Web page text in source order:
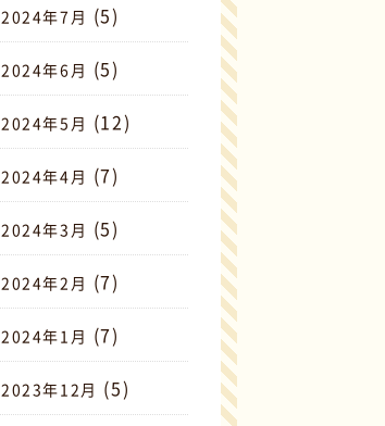
2024年7月 (5)
2024年6月 (5)
2024年5月 (12)
2024年4月 (7)
2024年3月 (5)
2024年2月 (7)
2024年1月 (7)
2023年12月 (5)